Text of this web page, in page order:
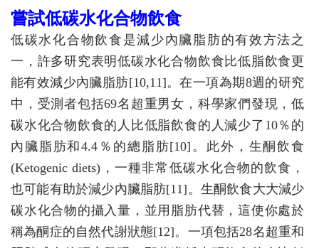
嘗試低碳水化合物飲食
低碳水化合物飲食是減少內臟脂肪的有效方法之
一，許多研究表明低碳水化合物飲食比低脂飲食更
能有效減少內臟脂肪[10,11]。在一項為期8週的研究
中，受測者包括69名超重男女，科學家們發現，低
碳水化合物飲食的人比低脂飲食的人減少了10％的
內臟脂肪和4.4％的總脂肪[10]。此外，生酮飲食
(Ketogenic diets)，一種非常低碳水化合物的飲食，
也可能有助於減少內臟脂肪[11]。生酮飲食大大減少
碳水化合物的攝入量，並用脂肪代替，這使你處於
稱為酮症的自然代謝狀態[12]。一項包括28名超重和